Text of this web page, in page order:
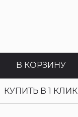
В КОРЗИНУ
КУПИТЬ В 1 КЛИК